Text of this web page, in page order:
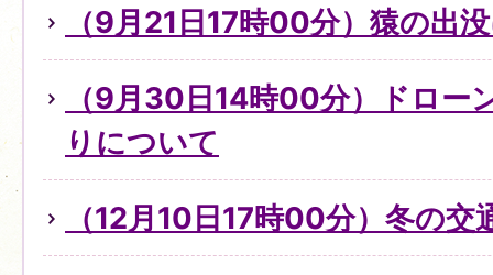
（9月21日17時00分）猿の出
（9月30日14時00分）ドロー
りについて
（12月10日17時00分）冬の